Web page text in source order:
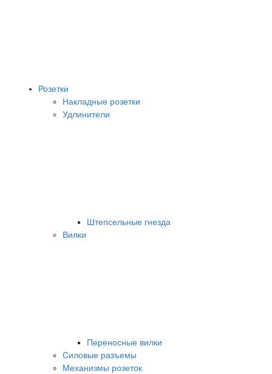
Розетки
Накладные розетки
Удлинители
Штепсельные гнезда
Вилки
Переносные вилки
Силовые разъемы
Механизмы розеток